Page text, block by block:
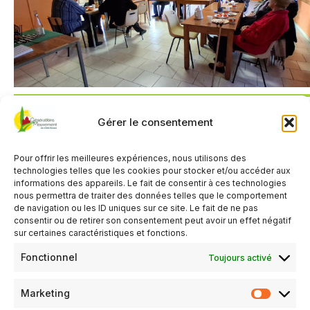
Gérer le consentement
Pour offrir les meilleures expériences, nous utilisons des
technologies telles que les cookies pour stocker et/ou accéder aux
informations des appareils. Le fait de consentir à ces technologies
nous permettra de traiter des données telles que le comportement
de navigation ou les ID uniques sur ce site. Le fait de ne pas
consentir ou de retirer son consentement peut avoir un effet négatif
sur certaines caractéristiques et fonctions.
Fonctionnel Toujours activé
Marketing
QUAND
7 juillet 2026
14h00 - 17h00
AJOUTER AU CALENDRIER
TYPE D’ÉVÈNEMENT
Évènements